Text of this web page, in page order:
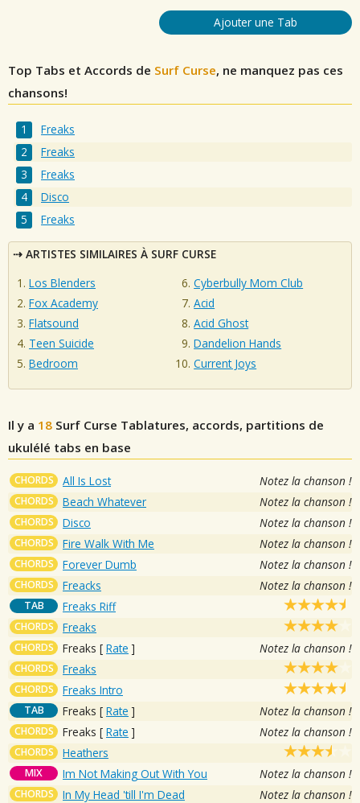
Ajouter une Tab
Top Tabs et Accords de Surf Curse, ne manquez pas ces
chansons!
Freaks
Freaks
Freaks
Disco
Freaks
ARTISTES SIMILAIRES À SURF CURSE
Los Blenders
Fox Academy
Flatsound
Teen Suicide
Bedroom
Cyberbully Mom Club
Acid
Acid Ghost
Dandelion Hands
Current Joys
Il y a 18 Surf Curse Tablatures, accords, partitions de
ukulélé tabs en base
CHORDS All Is Lost Notez la chanson !
CHORDS Beach Whatever Notez la chanson !
CHORDS Disco Notez la chanson !
CHORDS Fire Walk With Me Notez la chanson !
CHORDS Forever Dumb Notez la chanson !
CHORDS Freacks Notez la chanson !
TAB Freaks Riff
CHORDS Freaks
CHORDS Freaks [ Rate ] Notez la chanson !
CHORDS Freaks
CHORDS Freaks Intro
TAB Freaks [ Rate ] Notez la chanson !
CHORDS Freaks [ Rate ] Notez la chanson !
CHORDS Heathers
MIX Im Not Making Out With You Notez la chanson !
CHORDS In My Head 'till I'm Dead Notez la chanson !